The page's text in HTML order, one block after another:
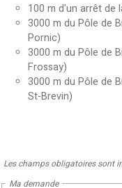
100 m d'un arrêt de
3000 m du Pôle de
Pornic)
3000 m du Pôle de
Frossay)
3000 m du Pôle de
St-Brevin)
Les champs obligatoires sont
Ma demande